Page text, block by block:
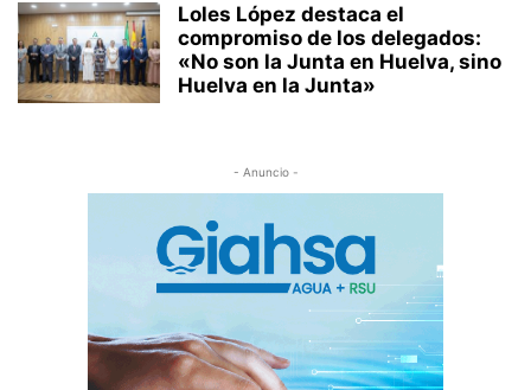
Loles López destaca el
compromiso de los delegados:
«No son la Junta en Huelva, sino
Huelva en la Junta»
- Anuncio -